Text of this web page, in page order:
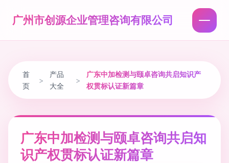
广州市创源企业管理咨询有限公司
首
页
>
产品
大全
>
广东中加检测与颐卓咨询共启知识产
权贯标认证新篇章
广东中加检测与颐卓咨询共启知
识产权贯标认证新篇章